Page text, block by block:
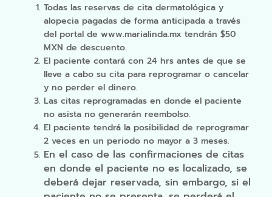
Todas las reservas de cita dermatológica y
alopecia pagadas de forma anticipada a través
del portal de www.marialinda.mx tendrán $50
MXN de descuento.
El paciente contará con 24 hrs antes de que se
lleve a cabo su cita para reprogramar o cancelar
y no perder el dinero.
Las citas reprogramadas en donde el paciente
no asista no generarán reembolso.
El paciente tendrá la posibilidad de reprogramar
2 veces en un periodo no mayor a 3 meses.
En el caso de las confirmaciones de citas
en donde el paciente no es localizado, se
deberá dejar reservada, sin embargo, si el